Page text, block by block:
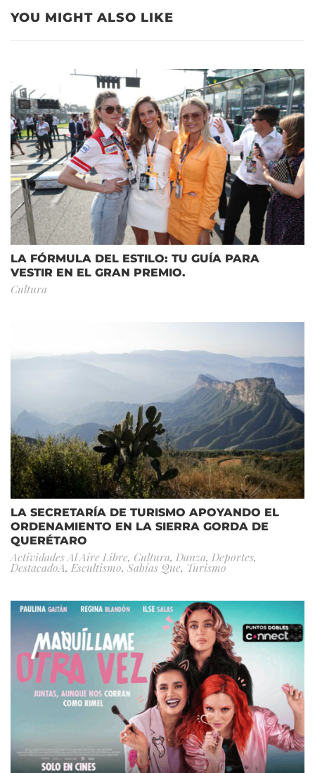
YOU MIGHT ALSO LIKE
LA FÓRMULA DEL ESTILO: TU GUÍA PARA
VESTIR EN EL GRAN PREMIO.
Cultura
LA SECRETARÍA DE TURISMO APOYANDO EL
ORDENAMIENTO EN LA SIERRA GORDA DE
QUERÉTARO
Actividades Al Aire Libre, Cultura, Danza, Deportes,
DestacadoA, Escultismo, Sabías Que, Turismo